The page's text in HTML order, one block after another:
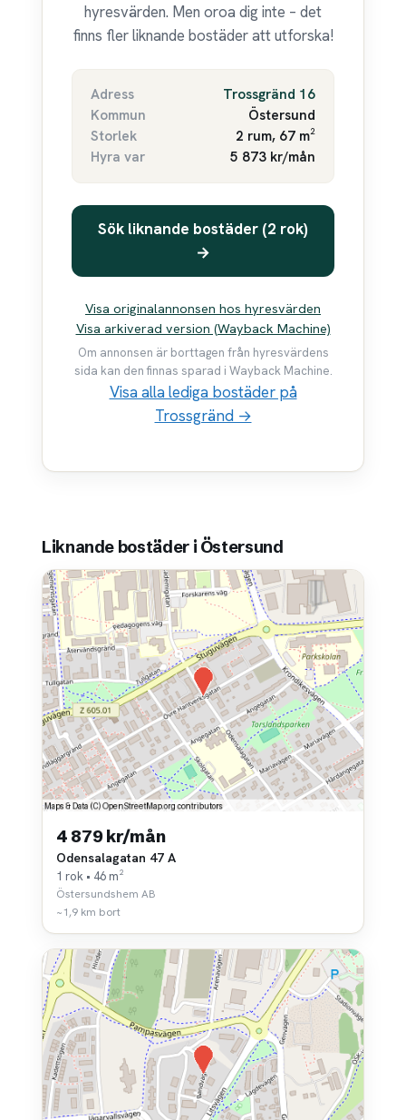
hyresvärden. Men oroa dig inte – det
finns fler liknande bostäder att utforska!
Adress
Trossgränd 16
Kommun
Östersund
Storlek
2 rum, 67 m²
Hyra var
5 873 kr/mån
Sök liknande bostäder (2 rok)
→
Visa originalannonsen hos hyresvärden
Visa arkiverad version (Wayback Machine)
Om annonsen är borttagen från hyresvärdens
sida kan den finnas sparad i Wayback Machine.
Visa alla lediga bostäder på
Trossgränd →
Liknande bostäder i Östersund
4 879 kr/mån
Odensalagatan 47 A
1 rok • 46 m²
Östersundshem AB
~1,9 km bort